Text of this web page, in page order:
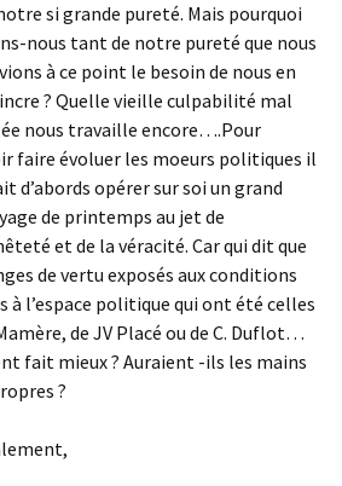
si grande pureté. Mais pourquoi
nous tant de notre pureté que nous
à ce point le besoin de nous en
? Quelle vieille culpabilité mal
nous travaille encore….Pour
faire évoluer les moeurs politiques il
d’abords opérer sur soi un grand
de printemps au jet de
et de la véracité. Car qui dit que
de vertu exposés aux conditions
à l’espace politique qui ont été celles
de JV Placé ou de C. Duflot…
fait mieux ? Auraient -ils les mains
?